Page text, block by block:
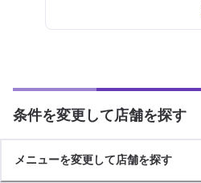
条件を変更して店舗を探す
メニューを変更して店舗を探す